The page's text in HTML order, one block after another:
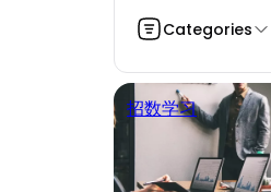
Categories
招数学习